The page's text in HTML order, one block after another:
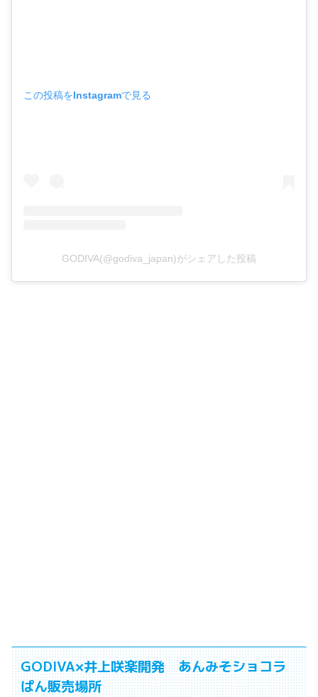
この投稿をInstagramで見る
GODIVA(@godiva_japan)がシェアした投稿
GODIVA×井上咲楽開発 あんみそショコラ
ぱん販売場所